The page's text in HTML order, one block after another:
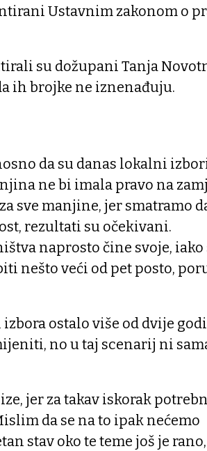
Ustavnim zakonom o
su dožupani Tanja
ih brojke ne iznenađuju.
da su danas lokalni
ne bi imala pravo na
sve manjine, jer smatramo
rezultati su očekivani.
naprosto čine svoje, iako
nešto veći od pet posto,
ostalo više od dvije
no u taj scenarij ni
jer za takav iskorak
da se na to ipak nećemo
stav oko te teme još je rano,